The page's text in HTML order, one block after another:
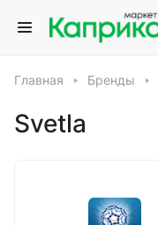
Главная Бренды
Svetla